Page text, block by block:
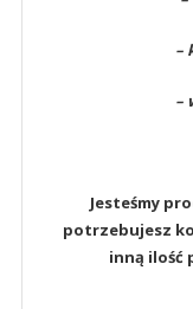
–
–
Jesteśmy
potrzebujesz
inną ilość